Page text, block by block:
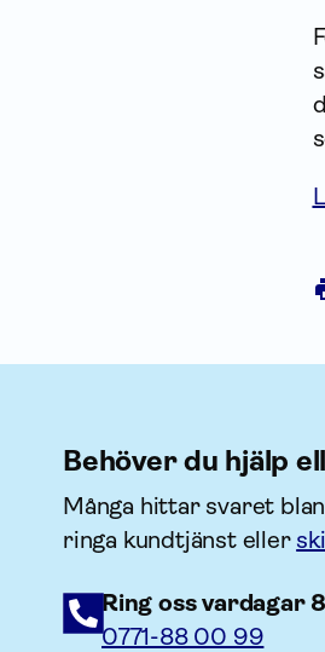
Behöver du hjälp
Många hittar svaret
ringa kundtjänst eller
Ring oss vardagar
0771-88 00 99